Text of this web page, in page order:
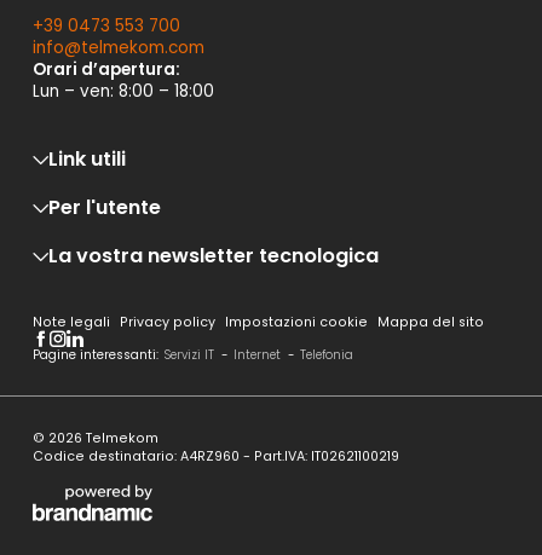
+39 0473 553 700
info@telmekom.com
Orari d’apertura:
Lun – ven: 8:00 – 18:00
Link utili
Lavora con noi
Mod. organizzativo D. Lgs 231/01
Per l'utente
Carta dei servizi
Condizioni Generali
Concilia web
Garanzie di qualità
Modulo disdetta servizi
La vostra newsletter tecnologica
Rimanete aggiornati
Note legali Privacy policy Impostazioni cookie Mappa del sito
Pagine interessanti: Servizi IT - Internet - Telefonia
© 2026 Telmekom
Codice destinatario: A4RZ960 - Part.IVA: IT02621100219